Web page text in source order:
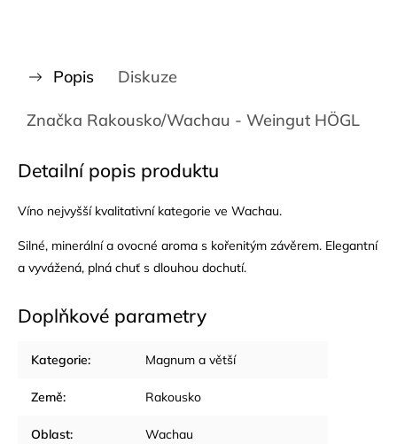
Popis Diskuze
Značka Rakousko/Wachau - Weingut HÖGL
Detailní popis produktu
Víno nejvyšší kvalitativní kategorie ve Wachau.
Silné, minerální a ovocné aroma s kořenitým závěrem. Elegantní
a vyvážená, plná chuť s dlouhou dochutí.
Doplňkové parametry
Kategorie: Magnum a větší
Země: Rakousko
Oblast: Wachau